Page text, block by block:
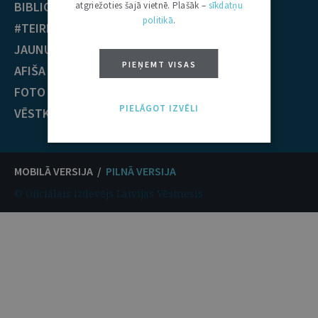
BIBLIOTĒKA
#TEIRDARBS
JAUNUMI
AFIŠA
FOTO / VIDEO
VĒSTKOPA
Krimināltiesības
TIESĪBU PRAKSE
EST nolēmumi
ECT nolēmumi
MOBILĀ VERSIJA / PILNĀ VERSIJA
© Oficiālais izdevējs Latvijas Vēstnesis
atgriežoties šajā vietnē. Plašāk – sīkdatņu
politikā.
PIEŅEMT VISAS
PIELĀGOT IZVĒLI